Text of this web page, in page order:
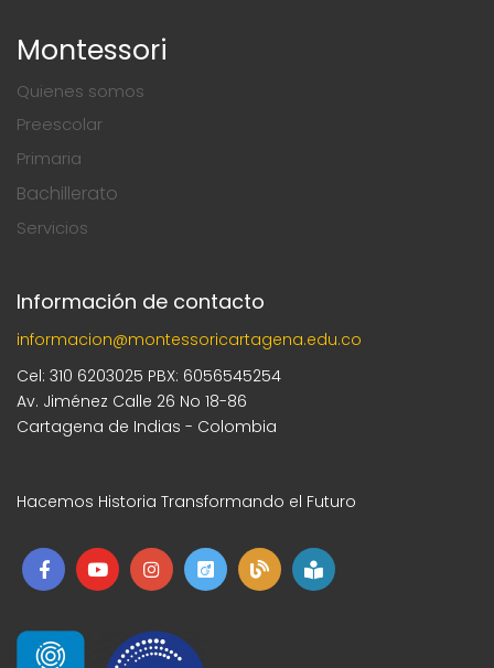
Montessori
Quienes somos
Preescolar
Primaria
Bachillerato
Servicios
Información de contacto
informacion@montessoricartagena.edu.co
Cel: 310 6203025 PBX: 6056545254
Av. Jiménez Calle 26 No 18-86
Cartagena de Indias - Colombia
Hacemos Historia Transformando el Futuro